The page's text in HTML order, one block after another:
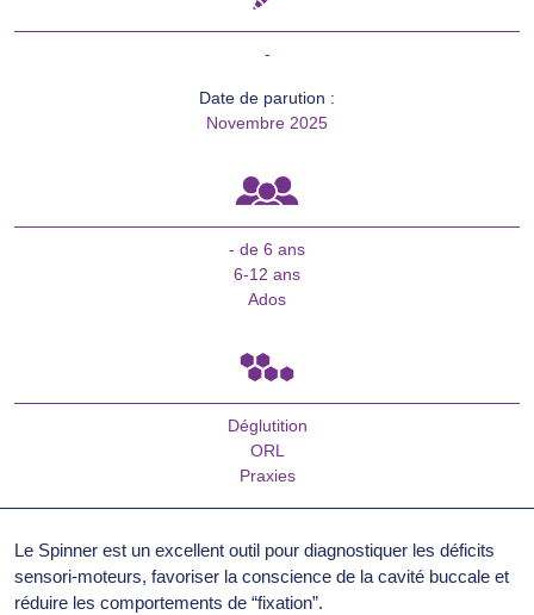
-
Date de parution :
Novembre 2025
- de 6 ans
6-12 ans
Ados
Déglutition
ORL
Praxies
Le Spinner est un excellent outil pour diagnostiquer les déficits
sensori-moteurs, favoriser la conscience de la cavité buccale et
réduire les comportements de “fixation”.